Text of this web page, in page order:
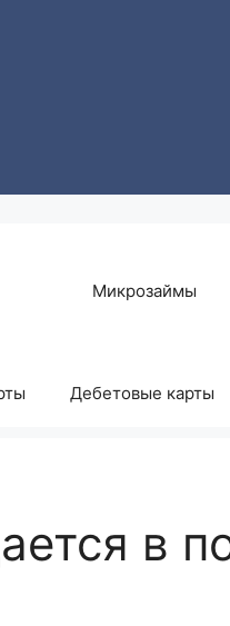
Микрозаймы
Дебетовые карты
в